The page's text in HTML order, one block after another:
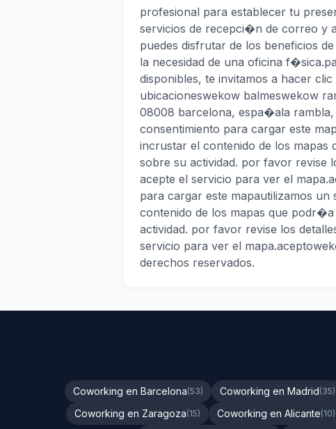
profesional para establecer tu
servicios de recepci�n de correo y
puedes disfrutar de los beneficios
la necesidad de una oficina
disponibles, te invitamos a hacer
ubicacioneswekow balmeswekow
08008 barcelona, espa�ala
consentimiento para cargar este
incrustar el contenido de los
sobre su actividad. por favor revise
acepte el servicio para ver el
para cargar este mapautilizamos
contenido de los mapas que
actividad. por favor revise los
servicio para ver el
derechos reservados.
Coworking en Barcelona(53) Coworking en Madrid(35)
Coworking en Zaragoza(15) Coworking en Alicante(10)